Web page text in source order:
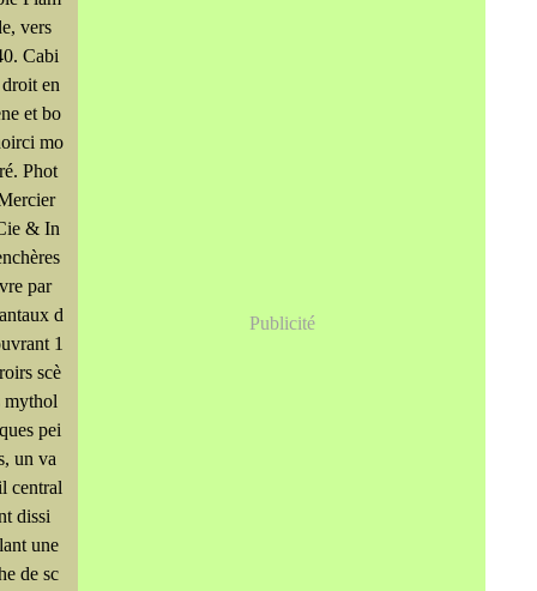
vers
Cabi
en
et bo
mo
Phot
& In
par
d
1
scè
mythol
pei
un va
central
dissi
une
de sc
Publicité